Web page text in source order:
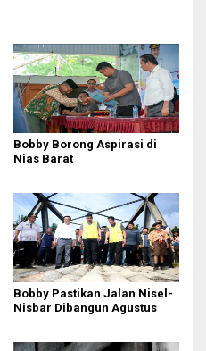
Bobby Borong Aspirasi di
Nias Barat
Bobby Pastikan Jalan Nisel-
Nisbar Dibangun Agustus